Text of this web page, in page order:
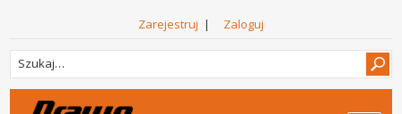
Zarejestruj | Zaloguj